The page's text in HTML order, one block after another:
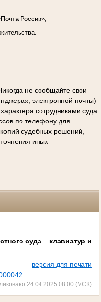
России»;
не сообщайте свои
электронной почты)
сотрудниками суда
по телефону для
судебных решений,
иных
суда – клавиатур и
версия для печати
24.04.2025 08:00 (МСК)